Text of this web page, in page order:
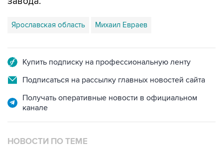
Ярославская область Михаил Евраев
Купить подписку на профессиональную ленту
Подписаться на рассылку главных новостей сайта
Получать оперативные новости в официальном
канале
НОВОСТИ ПО ТЕМЕ